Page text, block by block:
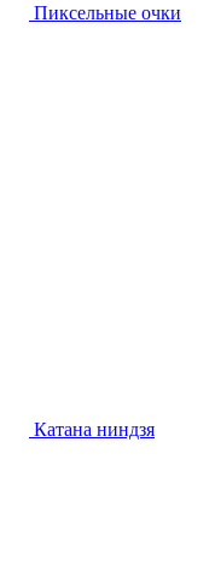
Пиксельные очки
Катана ниндзя